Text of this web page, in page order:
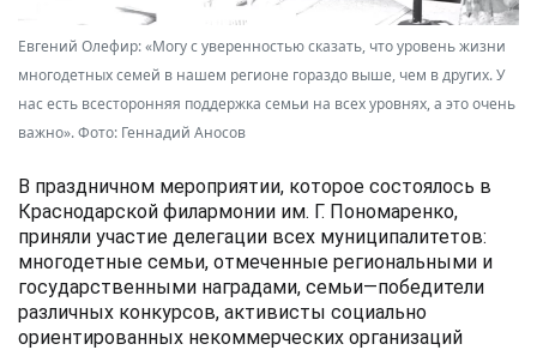
Евгений Олефир: «Могу с уверенностью сказать, что уровень жизни
многодетных семей в нашем регионе гораздо выше, чем в других. У
нас есть всесторонняя поддержка семьи на всех уровнях, а это очень
важно». Фото: Геннадий Аносов
В праздничном мероприятии, которое состоялось в
Краснодарской филармонии им. Г. Пономаренко,
приняли участие делегации всех муниципалитетов:
многодетные семьи, отмеченные региональными и
государственными наградами, семьи—победители
различных конкурсов, активисты социально
ориентированных некоммерческих организаций